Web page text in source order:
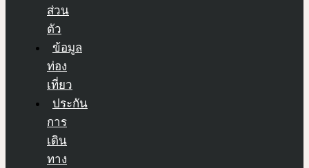
ส่วน
ตัว
ข้อมูล
ท่อง
เที่ยว
ประกัน
การ
เดิน
ทาง